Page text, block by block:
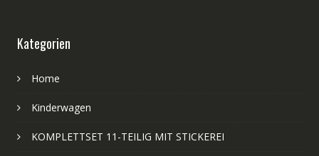
Kategorien
Home
Kinderwagen
KOMPLETTSET 11-TEILIG MIT STICKEREI